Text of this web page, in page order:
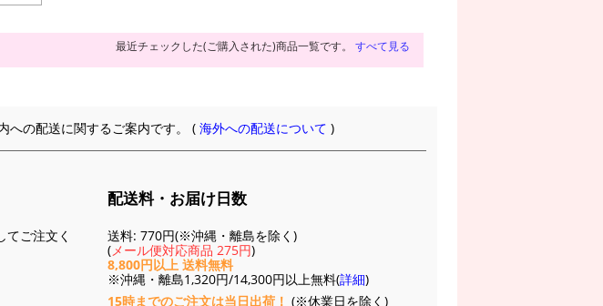
最近チェックした(ご購入された)商品一覧です。 すべて見る
への配送に関するご案内です。 (海外への配送について )
ご注文く
配送料・お届け日数
送料: 770円(※沖縄・離島を除く)
(メール便対応商品 275円)
8,800円以上 送料無料
※沖縄・離島1,320円/14,300円以上無料(詳細)
15時までのご注文は当日出荷！ (※休業日を除く)